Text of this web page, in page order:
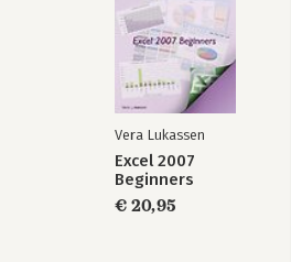
Excel 2019 Basis
Vera Lukassen
Excel 2007
Beginners
€ 20,95